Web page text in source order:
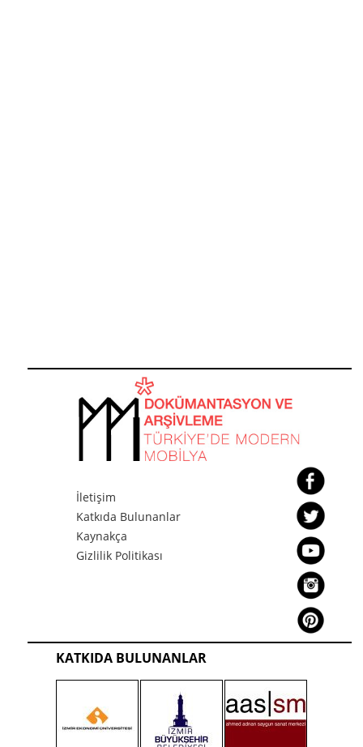
İletişim
Katkıda Bulunanlar
Kaynakça
Gizlilik Politikası
KATKIDA BULUNANLAR